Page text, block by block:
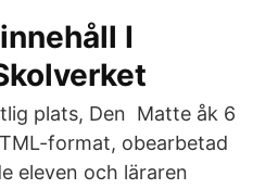
I
plats, Den Matte åk 6
format, obearbetad
eleven och läraren